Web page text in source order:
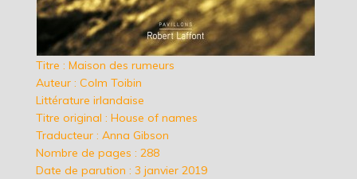
Titre : Maison des rumeurs
Auteur : Colm Toibin
Littérature irlandaise
Titre original : House of names
Traducteur : Anna Gibson
Nombre de pages : 288
Date de parution : 3 janvier 2019